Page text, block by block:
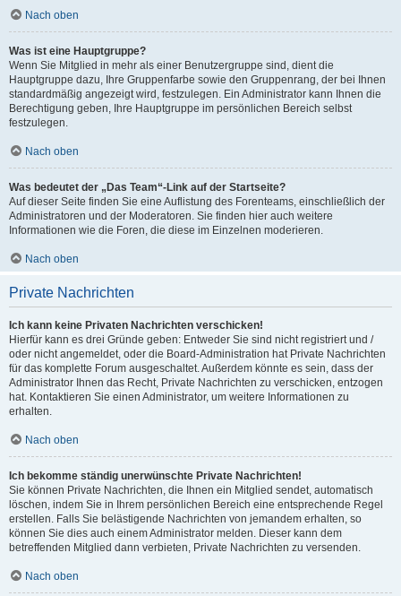
Nach oben
Was ist eine Hauptgruppe?
Wenn Sie Mitglied in mehr als einer Benutzergruppe sind, dient die
Hauptgruppe dazu, Ihre Gruppenfarbe sowie den Gruppenrang, der bei Ihnen
standardmäßig angezeigt wird, festzulegen. Ein Administrator kann Ihnen die
Berechtigung geben, Ihre Hauptgruppe im persönlichen Bereich selbst
festzulegen.
Nach oben
Was bedeutet der „Das Team“-Link auf der Startseite?
Auf dieser Seite finden Sie eine Auflistung des Forenteams, einschließlich der
Administratoren und der Moderatoren. Sie finden hier auch weitere
Informationen wie die Foren, die diese im Einzelnen moderieren.
Nach oben
Private Nachrichten
Ich kann keine Privaten Nachrichten verschicken!
Hierfür kann es drei Gründe geben: Entweder Sie sind nicht registriert und /
oder nicht angemeldet, oder die Board-Administration hat Private Nachrichten
für das komplette Forum ausgeschaltet. Außerdem könnte es sein, dass der
Administrator Ihnen das Recht, Private Nachrichten zu verschicken, entzogen
hat. Kontaktieren Sie einen Administrator, um weitere Informationen zu
erhalten.
Nach oben
Ich bekomme ständig unerwünschte Private Nachrichten!
Sie können Private Nachrichten, die Ihnen ein Mitglied sendet, automatisch
löschen, indem Sie in Ihrem persönlichen Bereich eine entsprechende Regel
erstellen. Falls Sie belästigende Nachrichten von jemandem erhalten, so
können Sie dies auch einem Administrator melden. Dieser kann dem
betreffenden Mitglied dann verbieten, Private Nachrichten zu versenden.
Nach oben